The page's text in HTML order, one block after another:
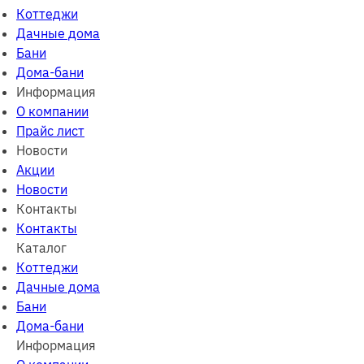
Коттеджи
Дачные дома
Бани
Дома-бани
Информация
О компании
Прайс лист
Новости
Акции
Новости
Контакты
Контакты
Каталог
Коттеджи
Дачные дома
Бани
Дома-бани
Информация